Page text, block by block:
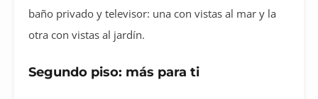
baño privado y televisor: una con vistas al mar y la
otra con vistas al jardín.
Segundo piso: más para ti